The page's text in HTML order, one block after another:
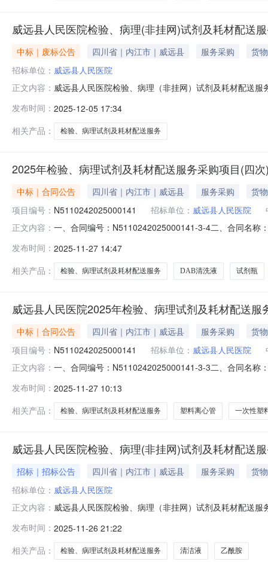
威远县人民医院检验、病理(非挂网)试剂及耗材配送
中标｜废标公告 四川省｜内江市｜威远县 服务采购
货物
招标单位： 威远县人民医院
正文内容： 威远县人民医院检验、病理（非挂网）试剂及耗材配送
县人民医院地址：威远县严陵镇五云路110号联系人：刘
发布时间： 2025-12-05 17:34
相关产品：
检验、病理试剂及耗材配送服务
2025年检验、病理试剂及耗材配送服务采购项目(四
中标｜合同公告 四川省｜内江市｜威远县 服务采购
货物
项目编号： N5110242025000141 招标单位： 威远县人民医院
正文内容： 一、合同编号：N5110242025000141-3-4二、合同名称
康医疗器械有限公司地址：武侯电商产业功能区管委会
发布时间： 2025-11-27 14:47
相关产品：
检验、病理试剂及耗材配送服务 DAB清洗液 试剂瓶
威远县人民医院2025年检验、病理试剂及耗材配送
中标｜合同公告 四川省｜内江市｜威远县 服务采购
货物
项目编号： N5110242025000141 招标单位： 威远县人民医院
正文内容： 一、合同编号：N5110242025000141-3-3二、合同名称
物科技有限公司地址：高新西区百草路898号成都智能
发布时间： 2025-11-27 10:13
相关产品：
检验、病理试剂及耗材配送服务 塑料离心管 一次性塑
威远县人民医院检验、病理(非挂网)试剂及耗材配送
招标｜招标公告 四川省｜内江市｜威远县 服务采购
货物
招标单位： 威远县人民医院
正文内容： 威远县人民医院检验、病理（非挂网）试剂及耗材配送
满1年，实际配送产品总金额达到合同总金额则合同终止
点：威远县人民医院。3.付
发布时间： 2025-11-26 21:22
相关产品：
检验、病理试剂及耗材配送服务 清洁液 乙酰胺